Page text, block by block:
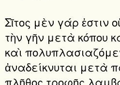
Σῖτος μὲν γάρ ἐστιν
τὴν γῆν μετὰ κόπου
καὶ
ἀναδείκνυται μετὰ
πλῆθος τροφῆς